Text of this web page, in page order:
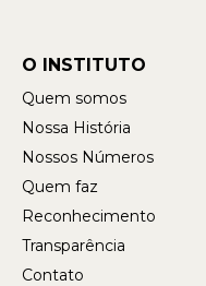
O INSTITUTO
Quem somos
Nossa História
Nossos Números
Quem faz
Reconhecimento
Transparência
Contato